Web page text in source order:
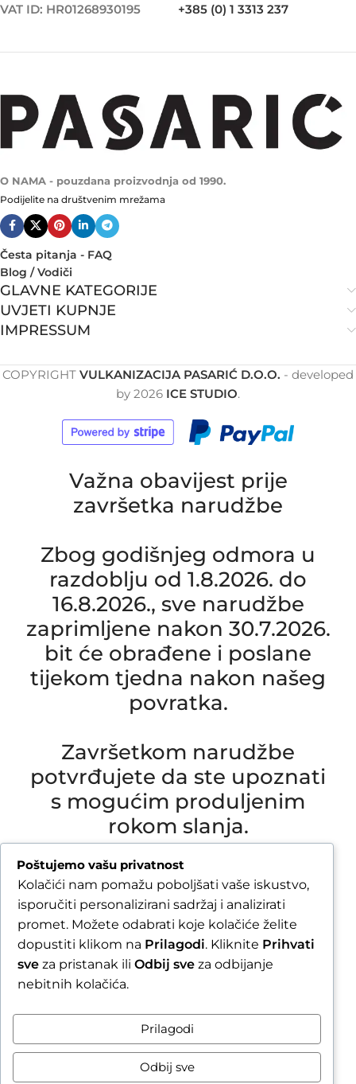
VAT ID: HR01268930195
+385 (0) 1 3313 237
O NAMA - pouzdana proizvodnja od 1990.
Podijelite na društvenim mrežama
Česta pitanja - FAQ
Blog / Vodiči
GLAVNE KATEGORIJE
UVJETI KUPNJE
IMPRESSUM
COPYRIGHT VULKANIZACIJA PASARIĆ D.O.O. - developed
by 2026 ICE STUDIO.
Važna obavijest prije
završetka narudžbe
Zbog godišnjeg odmora u
razdoblju od 1.8.2026. do
16.8.2026., sve narudžbe
zaprimljene nakon 30.7.2026.
bit će obrađene i poslane
tijekom tjedna nakon našeg
povratka.
Završetkom narudžbe
potvrđujete da ste upoznati
s mogućim produljenim
rokom slanja.
Due to our annual holiday from 1 August 2026 to
16 August 2026, all orders received after 30 July
2026 will be processed and shipped during the
week following our return.
By completing your order, you confirm that you
are aware of the possible extended shipping
Zatvori obavijest / Close
Poštujemo vašu privatnost
Kolačići nam pomažu poboljšati vaše iskustvo,
isporučiti personalizirani sadržaj i analizirati
promet. Možete odabrati koje kolačiće želite
dopustiti klikom na Prilagodi. Kliknite Prihvati
sve za pristanak ili Odbij sve za odbijanje
nebitnih kolačića.
Prilagodi
Odbij sve
Raskid ugovora